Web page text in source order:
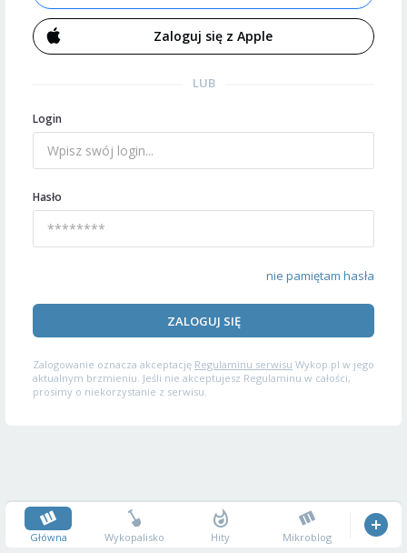
Zaloguj się z Apple
LUB
Login
Hasło
nie pamiętam hasła
ZALOGUJ SIĘ
Zalogowanie oznacza akceptację Regulaminu serwisu Wykop.pl w jego
aktualnym brzmieniu. Jeśli nie akceptujesz Regulaminu w całości,
prosimy o niekorzystanie z serwisu.
Główna Wykopalisko Hity Mikroblog